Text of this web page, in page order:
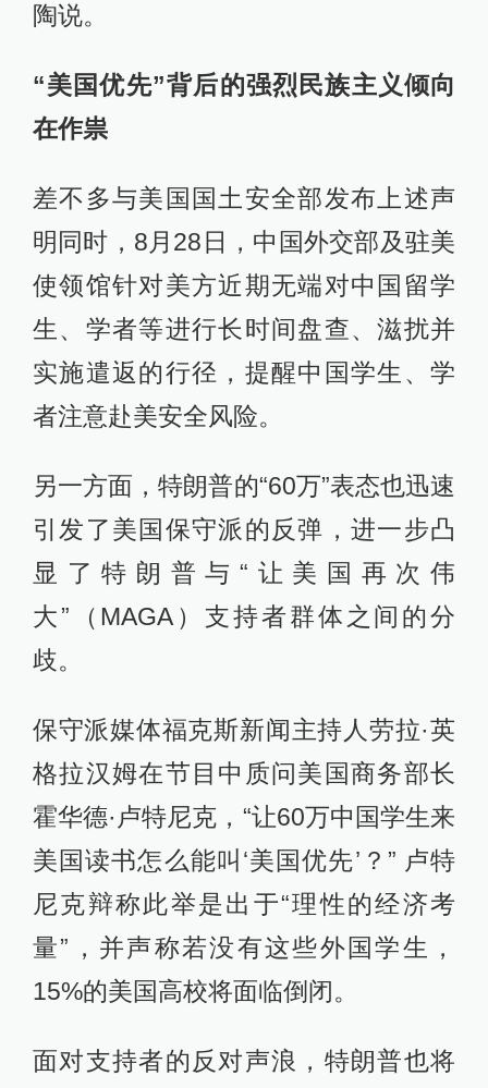
陶说。
“美国优先”背后的强烈民族主义倾向
在作祟
差不多与美国国土安全部发布上述声
明同时，8月28日，中国外交部及驻美
使领馆针对美方近期无端对中国留学
生、学者等进行长时间盘查、滋扰并
实施遣返的行径，提醒中国学生、学
者注意赴美安全风险。
另一方面，特朗普的“60万”表态也迅速
引发了美国保守派的反弹，进一步凸
显了特朗普与“让美国再次伟
大”（MAGA）支持者群体之间的分
歧。
保守派媒体福克斯新闻主持人劳拉·英
格拉汉姆在节目中质问美国商务部长
霍华德·卢特尼克，“让60万中国学生来
美国读书怎么能叫‘美国优先’？” 卢特
尼克辩称此举是出于“理性的经济考
量”，并声称若没有这些外国学生，
15%的美国高校将面临倒闭。
面对支持者的反对声浪，特朗普也将